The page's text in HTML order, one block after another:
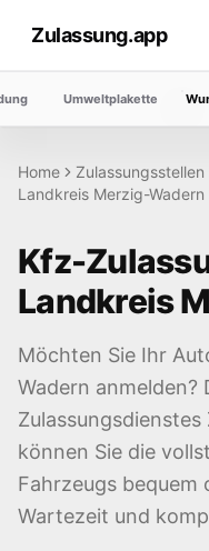
Zulassung.app
Umweltplakette
Home Zulassungsstellen
Landkreis Merzig-Wadern
Kfz-
Landkreis
Möchten Sie Ihr
Wadern anmelden?
können Sie die
Fahrzeugs
Wartezeit und